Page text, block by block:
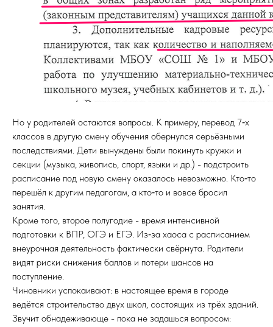
Но у родителей остаются вопросы. К примеру, перевод 7‑х
классов в другую смену обучения обернулся серьёзными
последствиями. Дети вынуждены были покинуть кружки и
секции (музыка, живопись, спорт, языки и др.) - подстроить
расписание под новую смену оказалось невозможно. Кто‑то
перешёл к другим педагогам, а кто‑то и вовсе бросил
занятия.
Кроме того, второе полугодие - время интенсивной
подготовки к ВПР, ОГЭ и ЕГЭ. Из‑за хаоса с расписанием
внеурочная деятельность фактически свёрнута. Родители
видят риски снижения баллов и потери шансов на
поступление.
Чиновники успокаивают: в настоящее время в городе
ведётся строительство двух школ, состоящих из трёх зданий.
Звучит обнадеживающе - пока не задашься вопросом: